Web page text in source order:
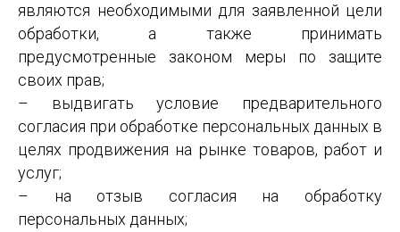
являются необходимыми для заявленной цели
обработки, а также принимать
предусмотренные законом меры по защите
своих прав;
– выдвигать условие предварительного
согласия при обработке персональных данных в
целях продвижения на рынке товаров, работ и
услуг;
– на отзыв согласия на обработку
персональных данных;